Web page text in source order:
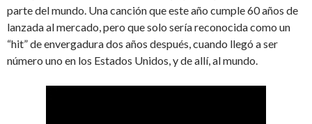
parte del mundo. Una canción que este año cumple 60 años de
lanzada al mercado, pero que solo sería reconocida como un
“hit” de envergadura dos años después, cuando llegó a ser
número uno en los Estados Unidos, y de allí, al mundo.